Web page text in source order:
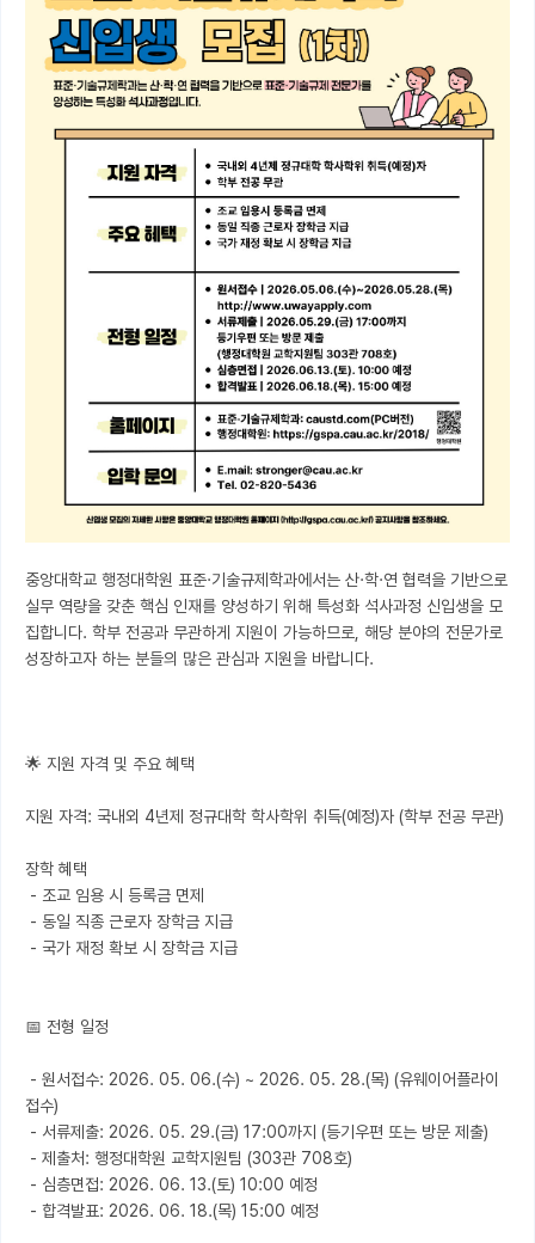
중앙대학교 행정대학원 표준·기술규제학과에서는 산·학·연 협력을 기반으로
실무 역량을 갖춘 핵심 인재를 양성하기 위해 특성화 석사과정 신입생을 모
집합니다. 학부 전공과 무관하게 지원이 가능하므로, 해당 분야의 전문가로
성장하고자 하는 분들의 많은 관심과 지원을 바랍니다.
🌟 지원 자격 및 주요 혜택
지원 자격: 국내외 4년제 정규대학 학사학위 취득(예정)자 (학부 전공 무관)
장학 혜택
📅 전형 일정
접수)